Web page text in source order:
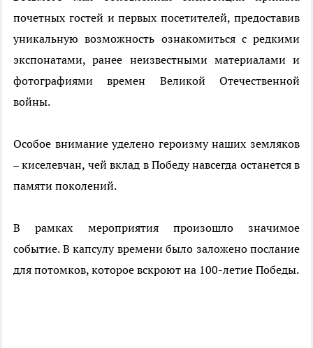
почетных гостей и первых посетителей, предоставив
уникальную возможность ознакомиться с редкими
экспонатами, ранее неизвестными материалами и
фотографиями времен Великой Отечественной
войны.
Особое внимание уделено героизму наших земляков
– киселевчан, чей вклад в Победу навсегда останется в
памяти поколений.
В рамках мероприятия произошло значимое
событие. В капсулу времени было заложено послание
для потомков, которое вскроют на 100-летие Победы.